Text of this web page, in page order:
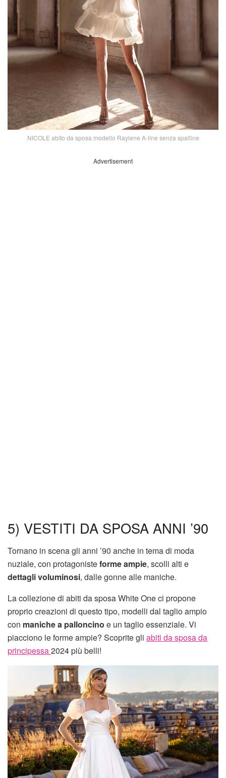
NICOLE abito da sposa modello Raylene A-line senza spalline
Advertisement
5) VESTITI DA SPOSA ANNI ’90
Tornano in scena gli anni ’90 anche in tema di moda
nuziale, con protagonisteforme ampie, scolli alti e
dettagli voluminosi, dalle gonne alle maniche.
La collezione di abiti da sposa White One ci propone
proprio creazioni di questo tipo, modelli dal taglio ampio
con maniche a palloncino e un taglio essenziale. Vi
piacciono le forme ampie? Scoprite gli abiti da sposa da
principessa2024 più belli!